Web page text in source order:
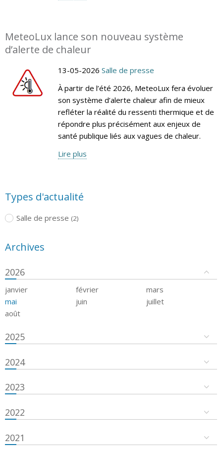
MeteoLux lance son nouveau système
d’alerte de chaleur
13-05-2026 Salle de presse
À partir de l’été 2026, MeteoLux fera évoluer
son système d’alerte chaleur afin de mieux
refléter la réalité du ressenti thermique et de
répondre plus précisément aux enjeux de
santé publique liés aux vagues de chaleur.
Lire plus
Types d'actualité
Salle de presse (2)
Archives
2026
janvier février
mars
mai
juin
juillet
août
2025
2024
2023
2022
2021